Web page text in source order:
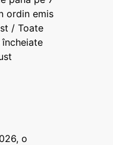
ordin emis
/ Toate
o